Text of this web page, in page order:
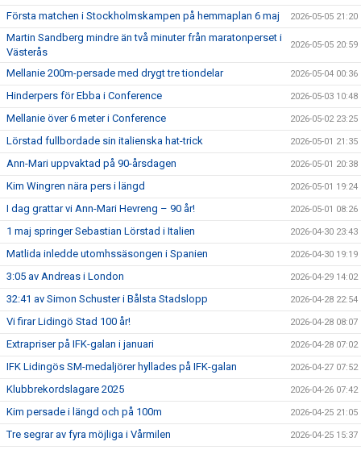
Första matchen i Stockholmskampen på hemmaplan 6 maj 2026-05-05 21:20
Martin Sandberg mindre än två minuter från maratonperset i
Västerås
2026-05-05 20:59
Mellanie 200m-persade med drygt tre tiondelar 2026-05-04 00:36
Hinderpers för Ebba i Conference 2026-05-03 10:48
Mellanie över 6 meter i Conference 2026-05-02 23:25
Lörstad fullbordade sin italienska hat-trick 2026-05-01 21:35
Ann-Mari uppvaktad på 90-årsdagen 2026-05-01 20:38
Kim Wingren nära pers i längd 2026-05-01 19:24
I dag grattar vi Ann-Mari Hevreng – 90 år! 2026-05-01 08:26
1 maj springer Sebastian Lörstad i Italien 2026-04-30 23:43
Matlida inledde utomhssäsongen i Spanien 2026-04-30 19:19
3:05 av Andreas i London 2026-04-29 14:02
32:41 av Simon Schuster i Bålsta Stadslopp 2026-04-28 22:54
Vi firar Lidingö Stad 100 år! 2026-04-28 08:07
Extrapriser på IFK-galan i januari 2026-04-28 07:02
IFK Lidingös SM-medaljörer hyllades på IFK-galan 2026-04-27 07:52
Klubbrekordslagare 2025 2026-04-26 07:42
Kim persade i längd och på 100m 2026-04-25 21:05
Tre segrar av fyra möjliga i Vårmilen 2026-04-25 15:37